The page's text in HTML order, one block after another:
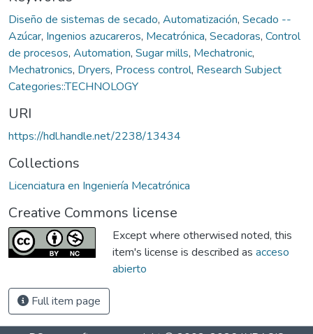
Diseño de sistemas de secado, Automatización, Secado --
Azúcar, Ingenios azucareros, Mecatrónica, Secadoras, Control
de procesos, Automation, Sugar mills, Mechatronic,
Mechatronics, Dryers, Process control, Research Subject
Categories::TECHNOLOGY
URI
https://hdl.handle.net/2238/13434
Collections
Licenciatura en Ingeniería Mecatrónica
Creative Commons license
Except where otherwised noted, this
item's license is described as acceso
abierto
Full item page